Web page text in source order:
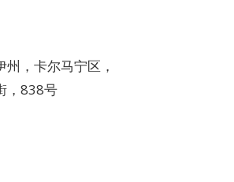
，卡尔马宁区，
，838号